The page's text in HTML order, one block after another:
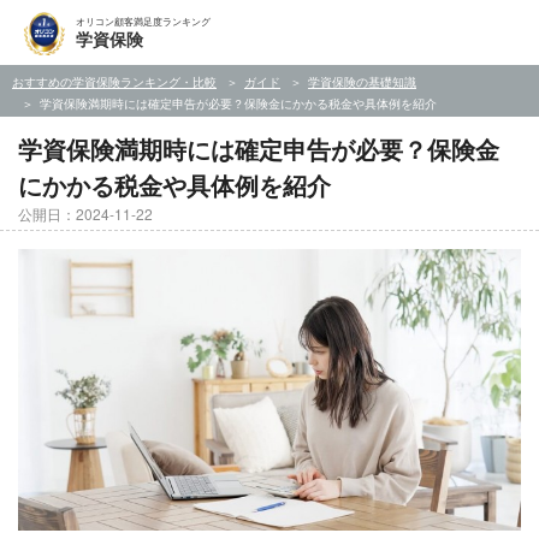
オリコン顧客満足度ランキング
学資保険
おすすめの学資保険ランキング・比較 ガイド
学資保険の基礎知識
学資保険満期時には確定申告が必要？保険金にかかる税金や具体例を紹介
学資保険満期時には確定申告が必要？保険金
にかかる税金や具体例を紹介
公開日：2024-11-22